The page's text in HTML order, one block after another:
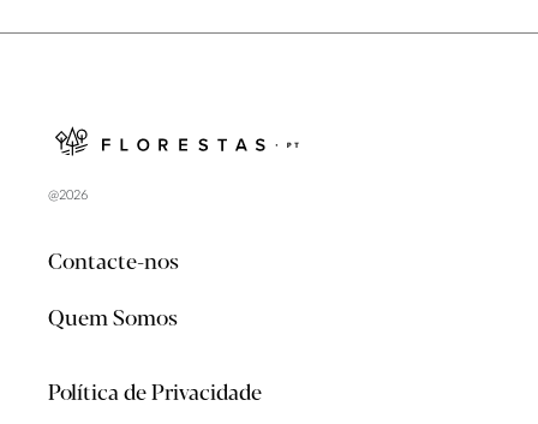
@2026
Contacte-nos
Quem Somos
Política de Privacidade